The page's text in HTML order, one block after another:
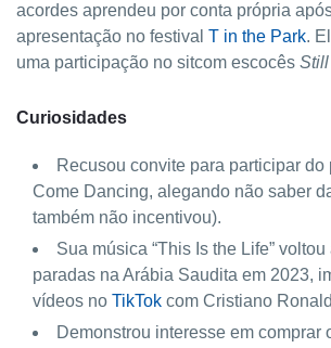
acordes aprendeu por conta própria
apresentação no festival T in the Park.
uma participação no sitcom escocês Still
Curiosidades
Recusou convite para participar do
Come Dancing, alegando não saber
também não incentivou).
Sua música “This Is the Life”
paradas na Arábia Saudita em 2023,
vídeos no TikTok com Cristiano
Demonstrou interesse em comprar